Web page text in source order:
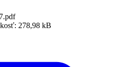
278,98 kB